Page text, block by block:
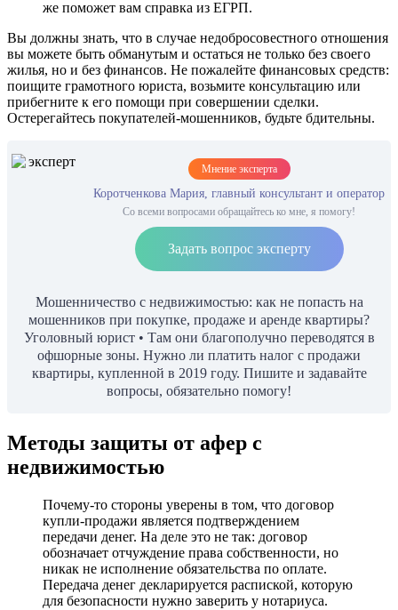
же поможет вам справка из ЕГРП.
Вы должны знать, что в случае недобросовестного отношения
вы можете быть обманутым и остаться не только без своего
жилья, но и без финансов. Не пожалейте финансовых средств:
поищите грамотного юриста, возьмите консультацию или
прибегните к его помощи при совершении сделки.
Остерегайтесь покупателей-мошенников, будьте бдительны.
Мнение эксперта
Коротченкова Мария, главный консультант и оператор
Со всеми вопросами обращайтесь ко мне, я помогу!
Задать вопрос эксперту
Мошенничество с недвижимостью: как не попасть на
мошенников при покупке, продаже и аренде квартиры?
Уголовный юрист • Там они благополучно переводятся в
офшорные зоны. Нужно ли платить налог с продажи
квартиры, купленной в 2019 году. Пишите и задавайте
вопросы, обязательно помогу!
Методы защиты от афер с
недвижимостью
Почему-то стороны уверены в том, что договор
купли-продажи является подтверждением
передачи денег. На деле это не так: договор
обозначает отчуждение права собственности, но
никак не исполнение обязательства по оплате.
Передача денег декларируется распиской, которую
для безопасности нужно заверить у нотариуса.